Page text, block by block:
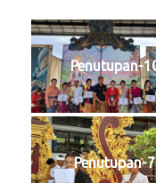
Penutupan-
Penutupan-7